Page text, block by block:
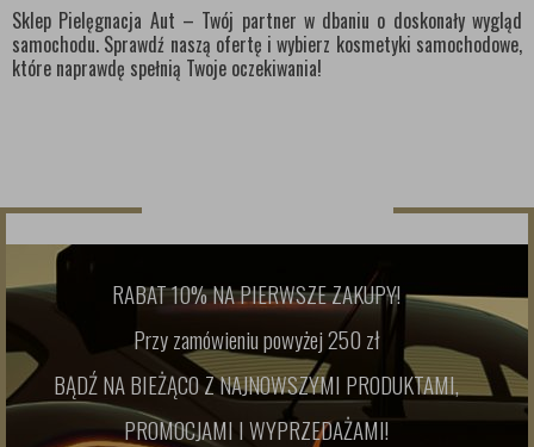
Sklep Pielęgnacja Aut – Twój partner w dbaniu o doskonały wygląd
samochodu. Sprawdź naszą ofertę i wybierz kosmetyki samochodowe,
które naprawdę spełnią Twoje oczekiwania!
RABAT 10% NA PIERWSZE ZAKUPY!
Przy zamówieniu powyżej 250 zł
BĄDŹ NA BIEŻĄCO Z NAJNOWSZYMI PRODUKTAMI,
PROMOCJAMI I WYPRZEDAŻAMI!